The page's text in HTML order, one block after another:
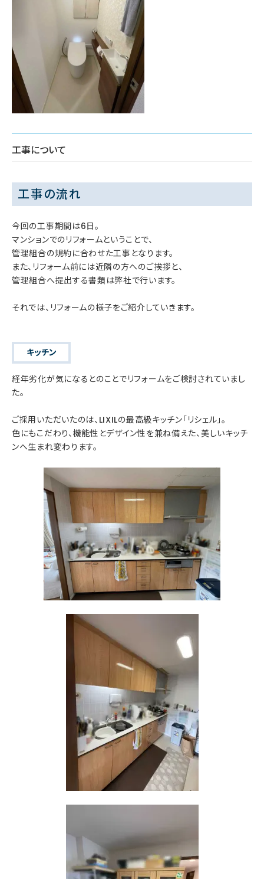
工事について
工事の流れ
今回の工事期間は6日。
マンションでのリフォームということで、
管理組合の規約に合わせた工事となります。
また、リフォーム前には近隣の方へのご挨拶と、
管理組合へ提出する書類は弊社で行います。
それでは、リフォームの様子をご紹介していきます。
キッチン
経年劣化が気になるとのことでリフォームをご検討されていまし
た。
ご採用いただいたのは、LIXILの最高級キッチン「リシェル」。
色にもこだわり、機能性とデザイン性を兼ね備えた、美しいキッチ
ンへ生まれ変わります。